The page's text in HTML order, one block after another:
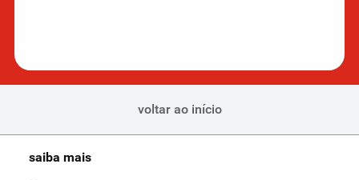
voltar ao início
saiba mais